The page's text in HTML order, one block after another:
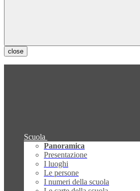
close
Scuola
Panoramica
Presentazione
I luoghi
Le persone
I numeri della scuola